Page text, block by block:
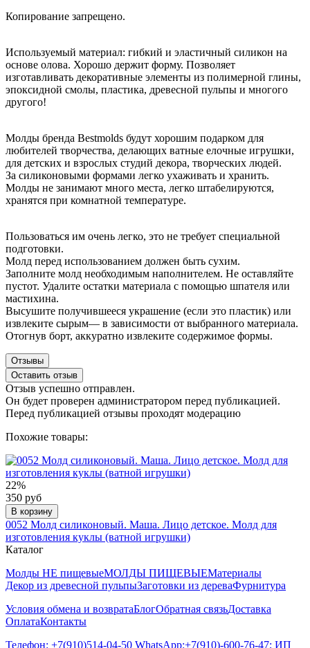
Копирование запрещено.
Используемый материал: гибкий и эластичный силикон на
основе олова. Хорошо держит форму. Позволяет
изготавливать декоративные элементы из полимерной глины,
эпоксидной смолы, пластика, древесной пульпы и многого
другого!
Молды бренда Bestmolds будут хорошим подарком для
любителей творчества, делающих ватные елочные игрушки,
для детских и взрослых студий декора, творческих людей.
За силиконовыми формами легко ухаживать и хранить.
Молды не занимают много места, легко штабелируются,
хранятся при комнатной температуре.
Пользоваться им очень легко, это не требует специальной
подготовки.
Молд перед использованием должен быть сухим.
Заполните молд необходимым наполнителем. Не оставляйте
пустот. Удалите остатки материала с помощью шпателя или
мастихина.
Высушите получившееся украшение (если это пластик) или
извлеките сырым— в зависимости от выбранного материала.
Отогнув борт, аккуратно извлеките содержимое формы.
Отзывы
Оставить отзыв
Отзыв успешно отправлен.
Он будет проверен администратором перед публикацией.
Перед публикацией отзывы проходят модерацию
Похожие товары:
22%
350 руб
В корзину
0052 Молд силиконовый. Маша. Лицо детское. Молд для
изготовления куклы (ватной игрушки)
Каталог
Молды НЕ пищевыеМОЛДЫ ПИЩЕВЫЕМатериалы
Декор из древесной пульпыЗаготовки из дереваФурнитура
Условия обмена и возвратаБлогОбратная связьДоставка
ОплатаКонтакты
Телефон: +7(910)514-04-50 WhatsApp:+7(910)-600-76-47; ИП